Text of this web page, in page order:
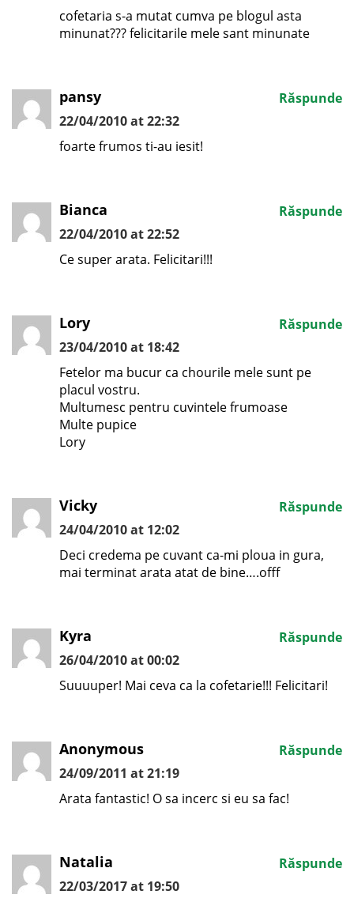
cofetaria s-a mutat cumva pe blogul asta
minunat??? felicitarile mele sant minunate
pansy
22/04/2010 at 22:32
foarte frumos ti-au iesit!
Răspunde
Bianca
22/04/2010 at 22:52
Ce super arata. Felicitari!!!
Răspunde
Lory
23/04/2010 at 18:42
Fetelor ma bucur ca chourile mele sunt pe
placul vostru.
Multumesc pentru cuvintele frumoase
Multe pupice
Lory
Răspunde
Vicky
24/04/2010 at 12:02
Deci credema pe cuvant ca-mi ploua in gura,
mai terminat arata atat de bine….offf
Răspunde
Kyra
26/04/2010 at 00:02
Suuuuper! Mai ceva ca la cofetarie!!! Felicitari!
Răspunde
Anonymous
24/09/2011 at 21:19
Arata fantastic! O sa incerc si eu sa fac!
Răspunde
Natalia
22/03/2017 at 19:50
Răspunde